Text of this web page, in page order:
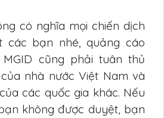
có nghĩa mọi chiến dịch
các bạn nhé, quảng cáo
cũng phải tuân thủ
nhà nước Việt Nam và
các quốc gia khác. Nếu
không được duyệt, bạn